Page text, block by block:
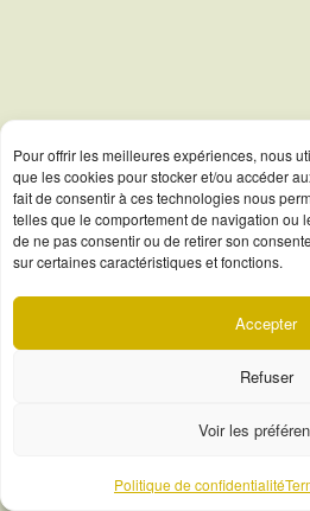
Pour offrir les meilleures expériences, nous
que les cookies pour stocker et/ou accéder
fait de consentir à ces technologies nous
telles que le comportement de navigation ou
de ne pas consentir ou de retirer son
sur certaines caractéristiques et fonctions.
Accepter
Refuser
Voir les
Politique de confidentialité